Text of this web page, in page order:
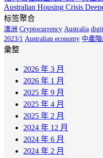
Australian Housing Crisis
标签聚合
澳洲 Cryptocurrency Australia
2023/1 Australian economy 中產階
彙整
2026 年 3 月
2026 年 1 月
2025 年 9 月
2025 年 4 月
2025 年 2 月
2024 年 12 月
2024 年 6 月
2024 年 2 月